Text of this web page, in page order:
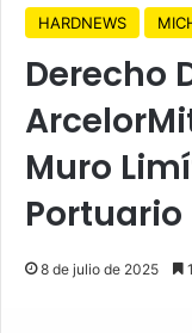
HARDNEWS
Derecho
Muro
Portuario
8 de julio de 2025